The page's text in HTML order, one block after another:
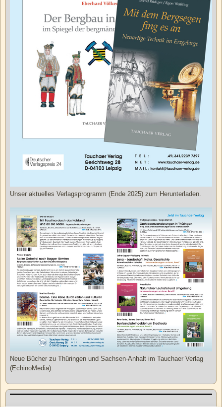
Unser aktuelles Verlagsprogramm (Ende 2025) zum Herunterladen.
Neue Bücher zu Thüringen und Sachsen-Anhalt im Tauchaer Verlag
(EchinoMedia).